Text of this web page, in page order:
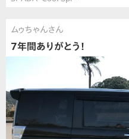
ムゥちゃんさん
7年間ありがとう！